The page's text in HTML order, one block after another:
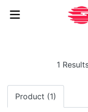
1
Product (1)